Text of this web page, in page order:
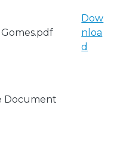
Document
Dow
nloa
d